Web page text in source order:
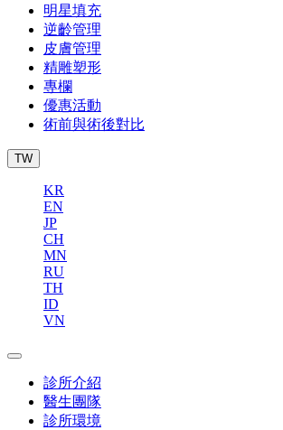
明星填充
逆齡管理
皮膚管理
精雕塑形
專欄
優惠活動
術前與術後對比
TW
KR
EN
JP
CH
MN
RU
TH
ID
VN
診所介紹
醫生團隊
診所環境